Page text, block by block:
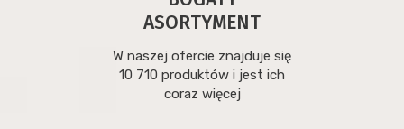
ASORTYMENT
W naszej ofercie znajduje się
10 710 produktów i jest ich
coraz więcej